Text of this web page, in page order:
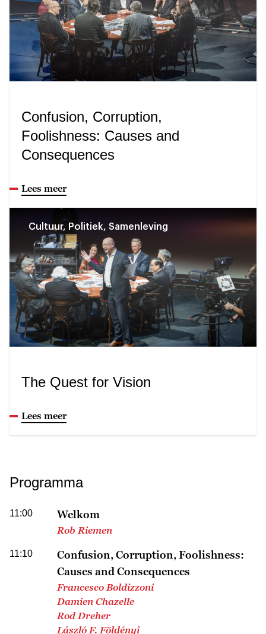
Confusion, Corruption,
Foolishness: Causes and
Consequences
Lees meer
Cultuur, Politiek, Samenleving
The Quest for Vision
Lees meer
Programma
11:00 Welkom
Rob Riemen
11:10
Confusion, Corruption, Foolishness:
Causes and Consequences
Francesco Boldizzoni
Damien Chazelle
Rod Dreher
László F. Földényi